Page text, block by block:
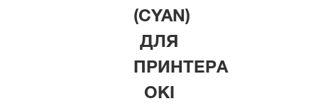
(CYAN)
ДЛЯ
ПРИНТЕРА
OKI